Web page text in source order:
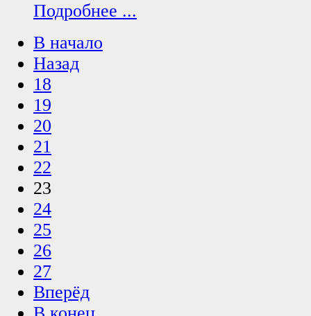
Подробнее ...
В начало
Назад
18
19
20
21
22
23
24
25
26
27
Вперёд